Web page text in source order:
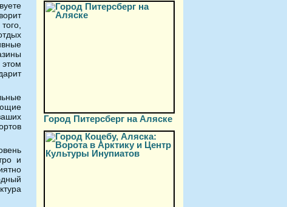
и
Город Питерсберг на Аляске